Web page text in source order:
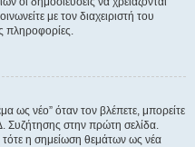
με τον διαχειριστή του
πληροφορίες.
ως νέο” όταν τον βλέπετε, μπορείτε
Συζήτησης στην πρώτη σελίδα.
τότε η σημείωση θεμάτων ως νέα